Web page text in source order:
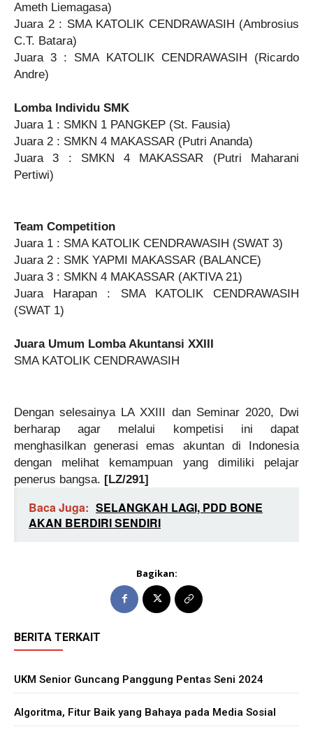
Ameth Liemagasa)
Juara 2 : SMA KATOLIK CENDRAWASIH (Ambrosius
C.T. Batara)
Juara 3 : SMA KATOLIK CENDRAWASIH (Ricardo
Andre)
Lomba Individu SMK
Juara 1 : SMKN 1 PANGKEP (St. Fausia)
Juara 2 : SMKN 4 MAKASSAR (Putri Ananda)
Juara 3 : SMKN 4 MAKASSAR (Putri Maharani
Pertiwi)
Team Competition
Juara 1 : SMA KATOLIK CENDRAWASIH (SWAT 3)
Juara 2 : SMK YAPMI MAKASSAR (BALANCE)
Juara 3 : SMKN 4 MAKASSAR (AKTIVA 21)
Juara Harapan : SMA KATOLIK CENDRAWASIH
(SWAT 1)
Juara Umum Lomba Akuntansi XXIII
SMA KATOLIK CENDRAWASIH
Dengan selesainya LA XXIII dan Seminar 2020, Dwi
berharap agar melalui kompetisi ini dapat
menghasilkan generasi emas akuntan di Indonesia
dengan melihat kemampuan yang dimiliki pelajar
penerus bangsa. [LZ/291]
Baca Juga: SELANGKAH LAGI, PDD BONE
AKAN BERDIRI SENDIRI
Bagikan:
BERITA TERKAIT
UKM Senior Guncang Panggung Pentas Seni 2024
Algoritma, Fitur Baik yang Bahaya pada Media Sosial